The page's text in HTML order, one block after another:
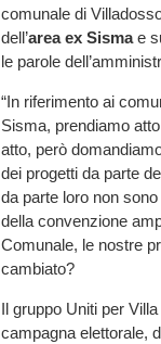
comunale di
dell’area ex Sismae
le parole
“In riferimento ai
Sisma, prendiamo
atto, però
dei progetti da parte
da parte loro non
della convenzione
Comunale, le nostre
cambiato?
Il gruppo Uniti per
campagna elettorale,